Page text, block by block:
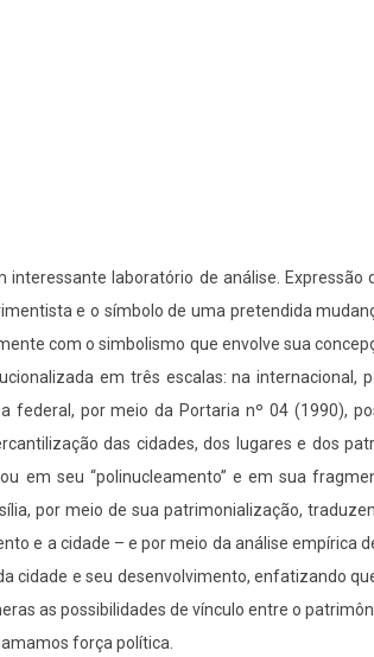
interessante laboratório de análise.
e o símbolo de uma pretendida
com o simbolismo que envolve sua
em três escalas: na internacional,
federal, por meio da Portaria nº 04 (1990),
das cidades, dos lugares e dos
em seu “polinucleamento” e em sua
por meio de sua patrimonialização,
e a cidade – e por meio da análise empírica
cidade e seu desenvolvimento, enfatizando
as possibilidades de vínculo entre o
força política.